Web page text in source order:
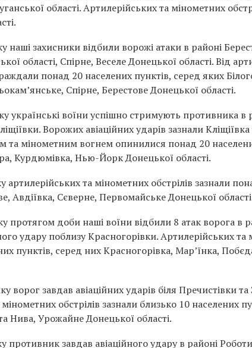
області. Артилерійських та мінометних
наші захисники відбили ворожі атаки в районі
області, Спірне, Веселе Донецької області. Від
понад 20 населених пунктів, серед яких
Спірне, Берестове Донецької області.
українські воїни успішно стримують противника в
Ворожих авіаційних ударів зазнали
та мінометним вогнем опинилися понад 20
Курдюмівка, Нью-Йорк Донецької області.
та мінометних обстрілів зазнали
Авдіївка, Сєверне, Первомайське Донецької
протягом доби наші воїни відбили 8 атак ворога в
удару поблизу Красногорівки. Артилерійських та
пунктів, серед них Красногорівка, Мар’їнка,
ворог завдав авіаційних ударів біля Пречистівки
обстрілів зазнали близько 10 населених
Нива, Урожайне Донецької області.
противник завдав авіаційного удару в районі